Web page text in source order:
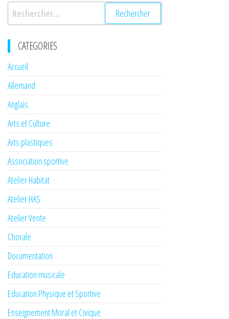
Rechercher :
CATEGORIES
Accueil
Allemand
Anglais
Arts et Culture
Arts plastiques
Association sportive
Atelier Habitat
Atelier HAS
Atelier Vente
Chorale
Documentation
Education musicale
Education Physique et Sportive
Enseignement Moral et Civique